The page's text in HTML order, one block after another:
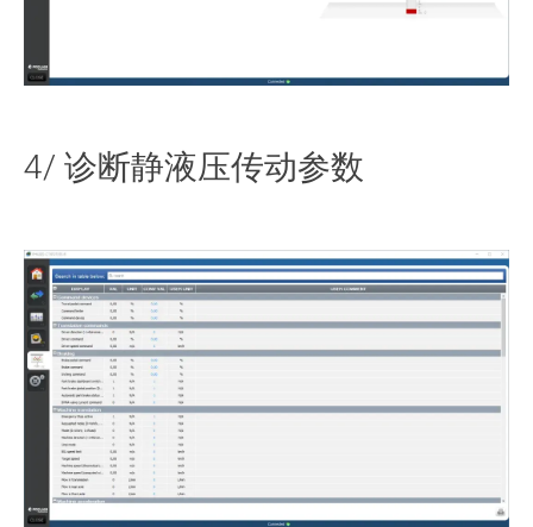
4/ 诊断静液压传动参数